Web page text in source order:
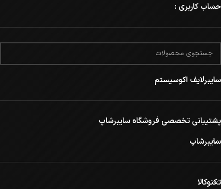
حساب کاربری :
سایبرلایف اکوسیستم
پشتیبانی تخصصی فروشگاه سایبرشاپ
سایبرشاپ
تکنوکالا